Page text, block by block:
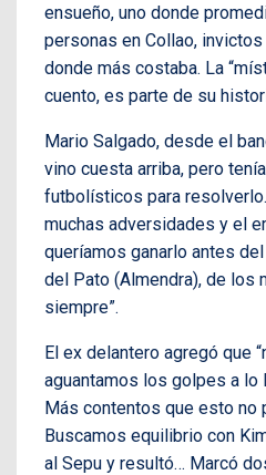
ensueño, uno donde
personas en Collao,
donde más costaba. La
cuento, es parte de su
Mario Salgado, desde el
vino cuesta arriba, pero
futbolísticos para
muchas adversidades y el
queríamos ganarlo antes
del Pato (Almendra), de los
siempre”.
El ex delantero agregó que
aguantamos los golpes a lo
Más contentos que esto no
Buscamos equilibrio con
al Sepu y resultó… Marcó